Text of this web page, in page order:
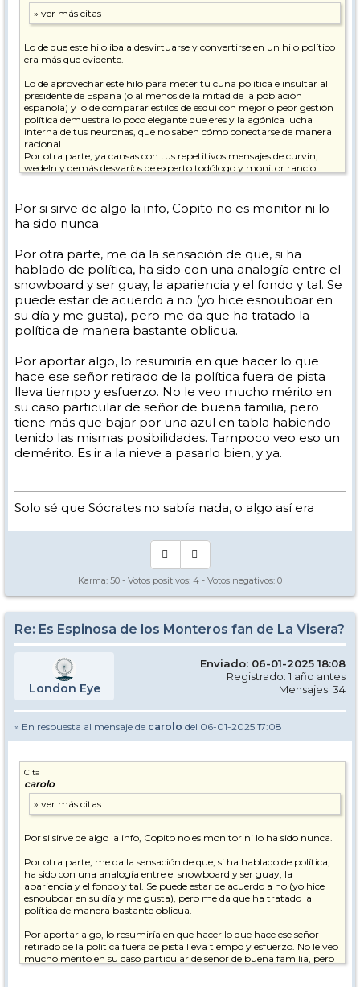
Lo de que este hilo iba a desvirtuarse y convertirse en un hilo político
era más que evidente.
Lo de aprovechar este hilo para meter tu cuña política e insultar al
presidente de España (o al menos de la mitad de la población
española) y lo de comparar estilos de esquí con mejor o peor gestión
política demuestra lo poco elegante que eres y la agónica lucha
interna de tus neuronas, que no saben cómo conectarse de manera
racional.
Por otra parte, ya cansas con tus repetitivos mensajes de curvin,
wedeln y demás desvaríos de experto todólogo y monitor rancio.
Paz y prosperidad.
Por si sirve de algo la info, Copito no es monitor ni lo
ha sido nunca.
Por otra parte, me da la sensación de que, si ha
hablado de política, ha sido con una analogía entre el
snowboard y ser guay, la apariencia y el fondo y tal. Se
puede estar de acuerdo a no (yo hice esnouboar en
su día y me gusta), pero me da que ha tratado la
política de manera bastante oblicua.
Por aportar algo, lo resumiría en que hacer lo que
hace ese señor retirado de la política fuera de pista
lleva tiempo y esfuerzo. No le veo mucho mérito en
su caso particular de señor de buena familia, pero
tiene más que bajar por una azul en tabla habiendo
tenido las mismas posibilidades. Tampoco veo eso un
demérito. Es ir a la nieve a pasarlo bien, y ya.
Solo sé que Sócrates no sabía nada, o algo así era
Karma: 50 - Votos positivos: 4 - Votos negativos: 0
Re: Es Espinosa de los Monteros fan de La Visera?
London Eye
Enviado: 06-01-2025 18:08
Registrado: 1 año antes
Mensajes: 34
» En respuesta al mensaje de carolo del 06-01-2025 17:08
Cita
carolo
Por si sirve de algo la info, Copito no es monitor ni lo ha sido nunca.
Por otra parte, me da la sensación de que, si ha hablado de política,
ha sido con una analogía entre el snowboard y ser guay, la
apariencia y el fondo y tal. Se puede estar de acuerdo a no (yo hice
esnouboar en su día y me gusta), pero me da que ha tratado la
política de manera bastante oblicua.
Por aportar algo, lo resumiría en que hacer lo que hace ese señor
retirado de la política fuera de pista lleva tiempo y esfuerzo. No le veo
mucho mérito en su caso particular de señor de buena familia, pero